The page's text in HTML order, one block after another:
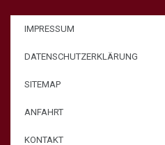
IMPRESSUM
DATENSCHUTZERKLÄRUNG
SITEMAP
ANFAHRT
KONTAKT